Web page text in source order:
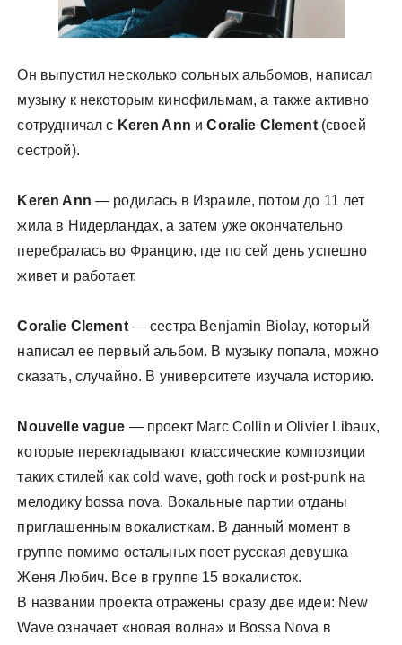
Он выпустил несколько сольных альбомов, написал
музыку к некоторым кинофильмам, а также активно
сотрудничал с Keren Ann иCoralie Clement(своей
сестрой).
Keren Ann — родилась в Израиле, потом до 11 лет
жила в Нидерландах, а затем уже окончательно
перебралась во Францию, где по сей день успешно
живет и работает.
Coralie Clement— сестра Benjamin Biolay, который
написал ее первый альбом. В музыку попала, можно
сказать, случайно. В университете изучала историю.
Nouvelle vague — проект Marc Collin и Olivier Libaux,
которые перекладывают классические композиции
таких стилей как cold wave, goth rock и post-punk на
мелодику bossa nova. Вокальные партии отданы
приглашенным вокалисткам. В данный момент в
группе помимо остальных поет русская девушка
Женя Любич. Все в группе 15 вокалисток.
В названии проекта отражены сразу две идеи: New
Wave означает «новая волна» и Bossa Nova в